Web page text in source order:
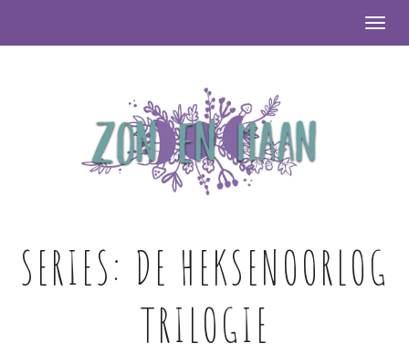
SERIES: DE HEKSENOORLOG
TRILOGIE